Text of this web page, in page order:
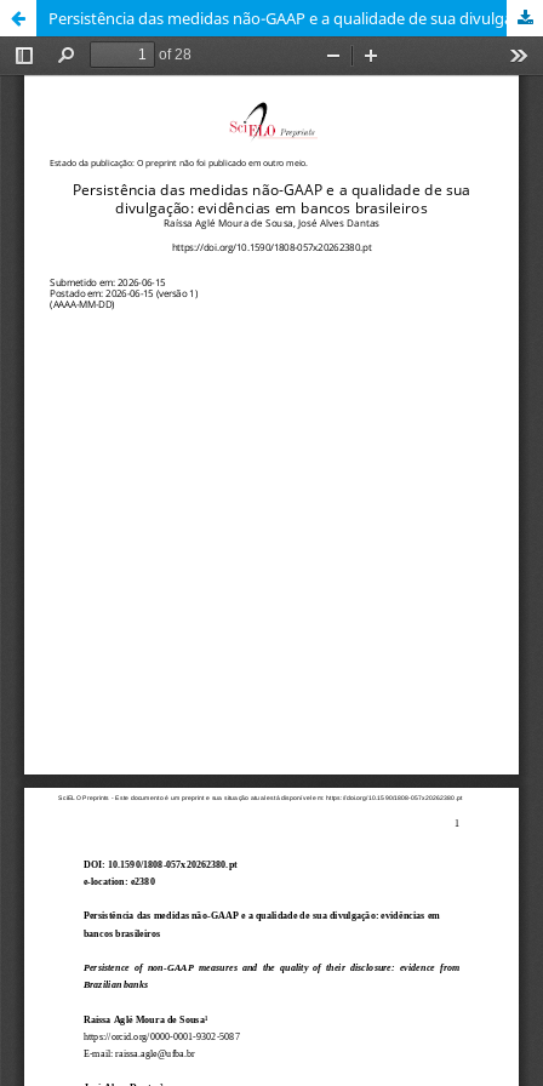
Persistência das medidas não-GAAP e a qualidade de sua divulgação: evidências em bancos brasileiros